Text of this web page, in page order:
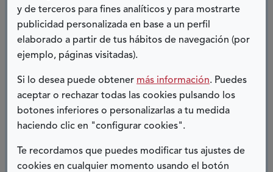
y de terceros para fines analíticos y para mostrarte
publicidad personalizada en base a un perfil
elaborado a partir de tus hábitos de navegación (por
ejemplo, páginas visitadas).
Si lo desea puede obtener más información. Puedes
aceptar o rechazar todas las cookies pulsando los
botones inferiores o personalizarlas a tu medida
haciendo clic en "configurar cookies".
Te recordamos que puedes modificar tus ajustes de
cookies en cualquier momento usando el botón
amar, de tener sexo, de desear, de satisfacer una
necesidad vital, sigue estableciendo ese doble
rasero entre ciudadanos de primer y segundo
nivel. Que los jueces puedan tener la capacidad
de decidir sobre la voluntad individual de la
persona que en su sano juicio afronta un futuro
con otra persona, es de "juzgado de guardia" (o
quizás mejor no).
El matrimonio, la pareja, las uniones de hecho,